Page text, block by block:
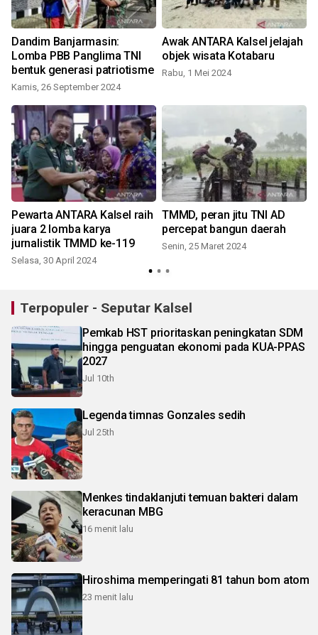
Dandim Banjarmasin:
Lomba PBB Panglima TNI
bentuk generasi patriotisme
Kamis, 26 September 2024
Awak ANTARA Kalsel jelajah
objek wisata Kotabaru
Rabu, 1 Mei 2024
Pewarta ANTARA Kalsel raih
juara 2 lomba karya
jurnalistik TMMD ke-119
Selasa, 30 April 2024
TMMD, peran jitu TNI AD
percepat bangun daerah
Senin, 25 Maret 2024
Terpopuler - Seputar Kalsel
Pemkab HST prioritaskan peningkatan SDM
hingga penguatan ekonomi pada KUA-PPAS
2027
Jul 10th
Legenda timnas Gonzales sedih
Jul 25th
Menkes tindaklanjuti temuan bakteri dalam
keracunan MBG
16 menit lalu
Hiroshima memperingati 81 tahun bom atom
23 menit lalu